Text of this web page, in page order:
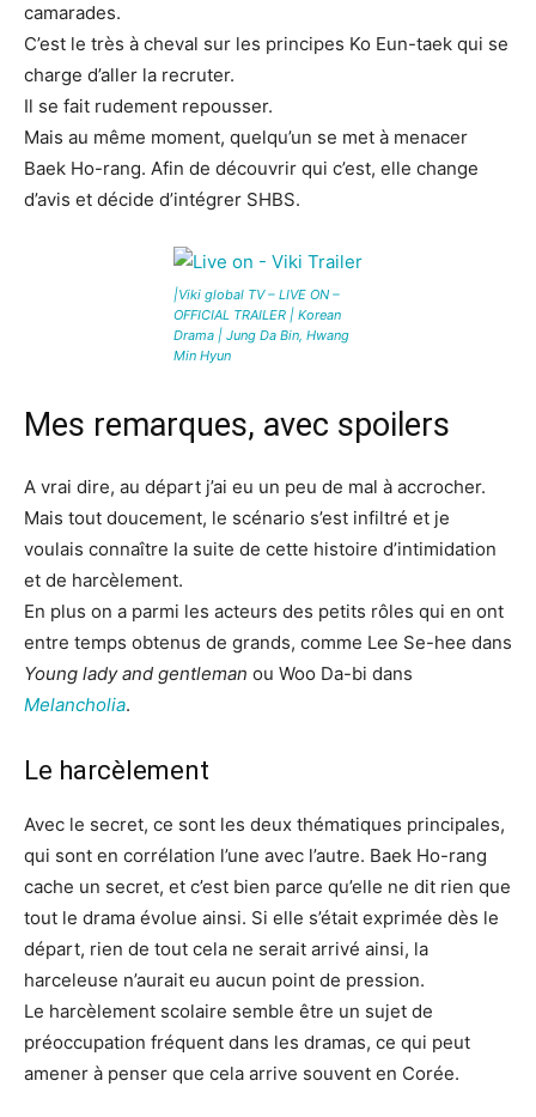
camarades.
C’est le très à cheval sur les principes Ko Eun-taek qui se
charge d’aller la recruter.
Il se fait rudement repousser.
Mais au même moment, quelqu’un se met à menacer
Baek Ho-rang. Afin de découvrir qui c’est, elle change
d’avis et décide d’intégrer SHBS.
|Viki global TV – LIVE ON –
OFFICIAL TRAILER | Korean
Drama | Jung Da Bin, Hwang
Min Hyun
Mes remarques, avec spoilers
A vrai dire, au départ j’ai eu un peu de mal à accrocher.
Mais tout doucement, le scénario s’est infiltré et je
voulais connaître la suite de cette histoire d’intimidation
et de harcèlement.
En plus on a parmi les acteurs des petits rôles qui en ont
entre temps obtenus de grands, comme Lee Se-hee dans
Young lady and gentleman ou Woo Da-bi dans
Melancholia.
Le harcèlement
Avec le secret, ce sont les deux thématiques principales,
qui sont en corrélation l’une avec l’autre. Baek Ho-rang
cache un secret, et c’est bien parce qu’elle ne dit rien que
tout le drama évolue ainsi. Si elle s’était exprimée dès le
départ, rien de tout cela ne serait arrivé ainsi, la
harceleuse n’aurait eu aucun point de pression.
Le harcèlement scolaire semble être un sujet de
préoccupation fréquent dans les dramas, ce qui peut
amener à penser que cela arrive souvent en Corée.